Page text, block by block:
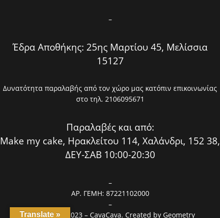
–
Έδρα Αποθήκης: 25ης Μαρτίου 45, Μελίσσια
15127
Δυνατότητα παραλαβής από τον χώρο μας κατόπιν επικοινωνίας
στο τηλ. 2106095671
Παραλαβές και από:
Make my cake, Ηρακλείτου 114, Χαλάνδρι, 152 38,
ΔΕΥ-ΣΑΒ 10:00-20:30
–
ΑΡ. ΓΕΜΗ: 87221102000
–
Copyright © 2023 – CavaCava. Created by Geometry
Translate »